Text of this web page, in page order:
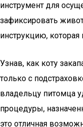
инструмент для
зафиксировать
инструкцию, которая
Узнав, как коту
только с
владельцу питомца
процедуры,
это отличная